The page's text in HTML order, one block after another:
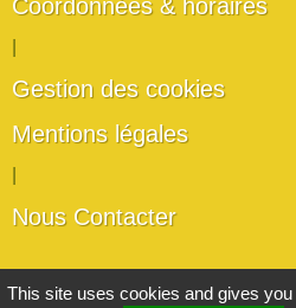
Coordonnées & horaires
Gestion des cookies
Mentions légales
Nous Contacter
Les artisans
This site uses cookies and gives